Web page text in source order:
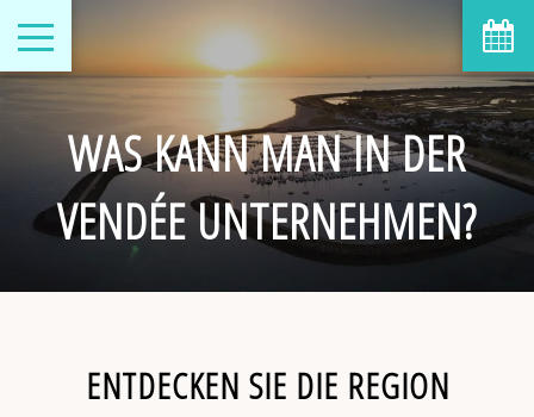
WAS KANN MAN IN DER
VENDÉE UNTERNEHMEN?
ENTDECKEN SIE DIE REGION